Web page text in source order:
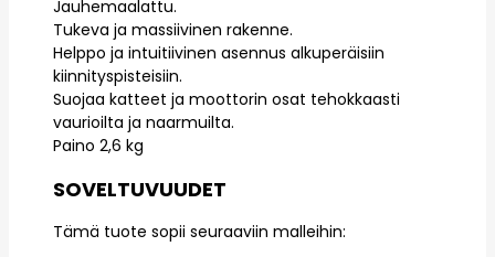
Jauhemaalattu.
Tukeva ja massiivinen rakenne.
Helppo ja intuitiivinen asennus alkuperäisiin
kiinnityspisteisiin.
Suojaa katteet ja moottorin osat tehokkaasti
vaurioilta ja naarmuilta.
Paino 2,6 kg
SOVELTUVUUDET
Tämä tuote sopii seuraaviin malleihin: